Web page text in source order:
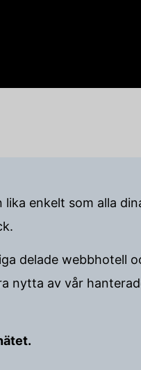
enkelt som alla
delade webbhotell
nytta av vår